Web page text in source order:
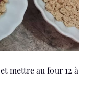
mettre au four 12 à